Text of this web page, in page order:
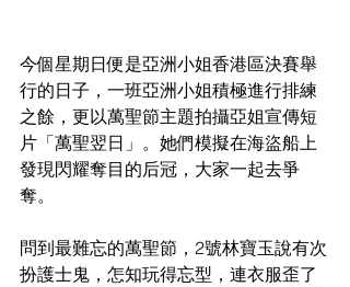
今個星期日便是亞洲小姐香港區決賽舉
行的日子，一班亞洲小姐積極進行排練
之餘，更以萬聖節主題拍攝亞姐宣傳短
片「萬聖翌日」。她們模擬在海盜船上
發現閃耀奪目的后冠，大家一起去爭
奪。
問到最難忘的萬聖節，2號林寶玉說有次
扮護士鬼，怎知玩得忘型，連衣服歪了